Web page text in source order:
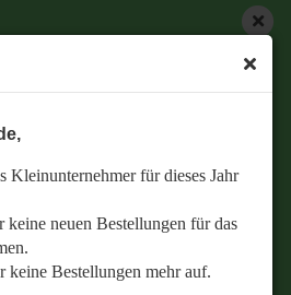
Kleinunternehmer für dieses Jahr
neuen Bestellungen für das
keine Bestellungen mehr auf.
für dieses Jahr
neuen Bestellungen für das
Bestellungen mehr auf.
Artikel, die ihr online sehen
Jahr weiterhin